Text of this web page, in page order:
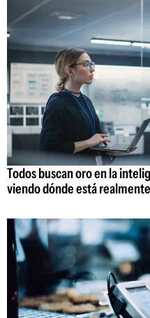
Todos buscan oro en la
viendo dónde está realmente